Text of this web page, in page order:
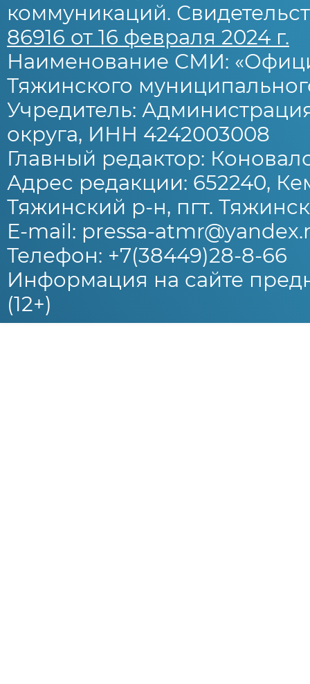
коммуникаций.
86916 от 16 февраля 2024 г.
Наименование СМИ:
Тяжинского
Учредитель:
округа, ИНН 4242003008
Главный редактор:
Адрес редакции: 652240,
Тяжинский р-н, пгт.
E-mail: pressa-
Телефон: +7(38449)28-8-66
Информация на сайте
(12+)